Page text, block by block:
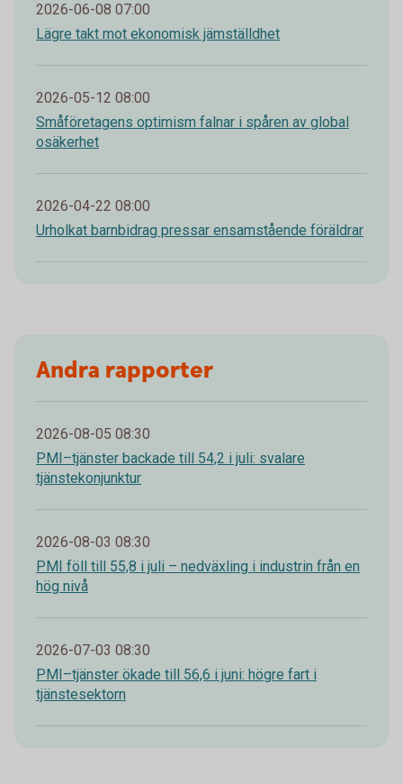
2026-06-08 07:00
Lägre takt mot ekonomisk jämställdhet
2026-05-12 08:00
Småföretagens optimism falnar i spåren av global
osäkerhet
2026-04-22 08:00
Urholkat barnbidrag pressar ensamstående föräldrar
Andra rapporter
2026-08-05 08:30
PMI–tjänster backade till 54,2 i juli: svalare
tjänstekonjunktur
2026-08-03 08:30
PMI föll till 55,8 i juli – nedväxling i industrin från en
hög nivå
2026-07-03 08:30
PMI–tjänster ökade till 56,6 i juni: högre fart i
tjänstesektorn